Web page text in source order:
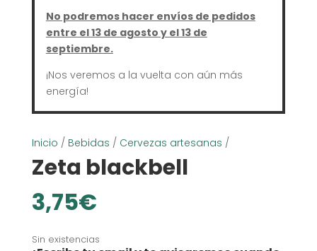
No podremos hacer envíos de pedidos
entre el 13 de agosto y el 13 de
septiembre.
¡Nos veremos a la vuelta con aún más
energía!
Inicio / Bebidas / Cervezas artesanas /
Zeta blackbell
3,75€
Sin existencias